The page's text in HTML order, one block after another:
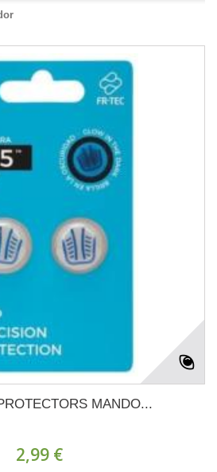
MANDO...
2,99 €